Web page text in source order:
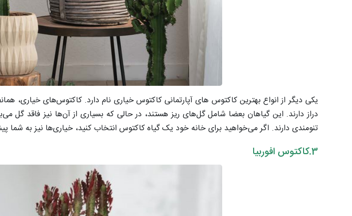
یکی دیگر از انواع بهترین کاکتوس های آپارتمانی کاکتوس خیاری نام دارد. کاکتوس‌های خیاری،
دراز دارند. این گیاهان بعضا شامل گل‌های ریز هستند، در حالی که بسیاری از آن‌ها نیز فاقد
تنومندی دارند. اگر می‌خواهید برای خانه خود یک گیاه کاکتوس انتخاب کنید، خیاری‌ها نیز به شما
3.کاکتوس افوربیا